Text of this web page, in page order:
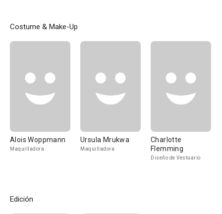
Costume & Make-Up
Alois Woppmann
Maquilladora
Ursula Mrukwa
Maquilladora
Charlotte
Flemming
Diseño de Vestuario
Edición